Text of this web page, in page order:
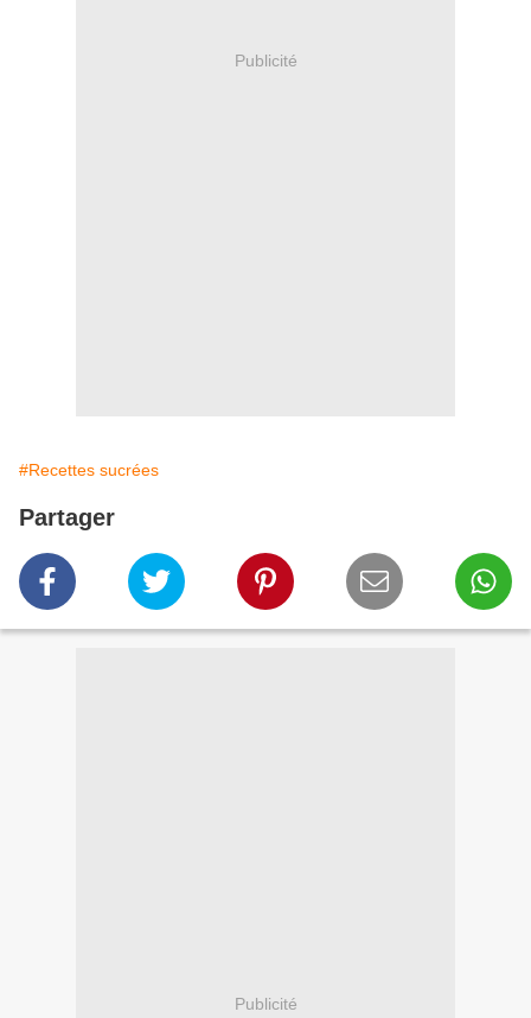
Publicité
#Recettes sucrées
Partager
Publicité